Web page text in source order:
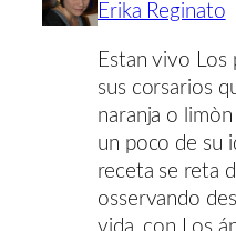
Erika Reginato
Estan vivo Los
sus corsarios
naranja o
un poco de su
receta se reta
osservando